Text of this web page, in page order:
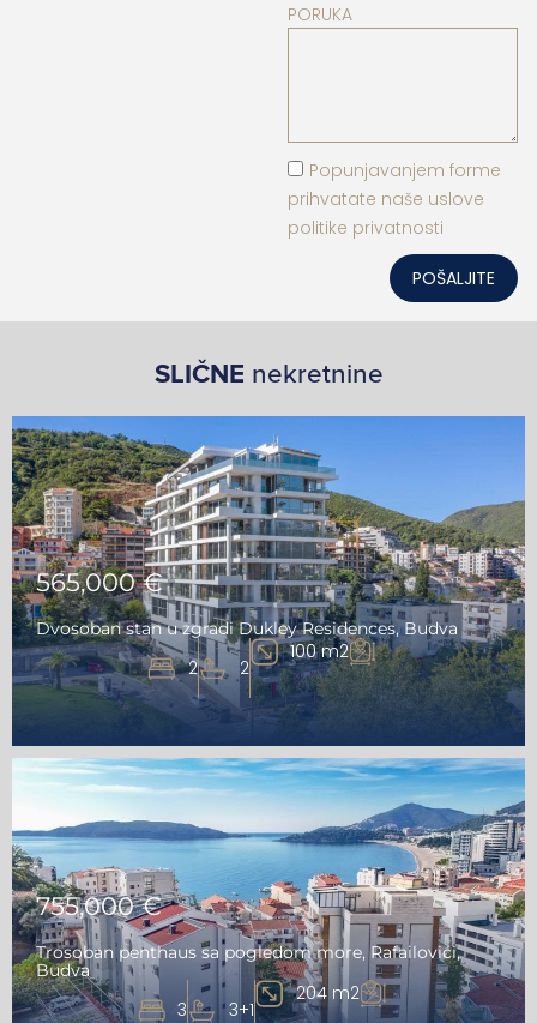
PORUKA
Popunjavanjem forme
prihvatate naše uslove
politike privatnosti
POŠALJITE
SLIČNE nekretnine
565,000 €
Dvosoban stan u zgradi Dukley Residences, Budva
2 2
100 m2
755,000 €
Trosoban penthaus sa pogledom more, Rafailovići,
Budva
3 3+1
204 m2